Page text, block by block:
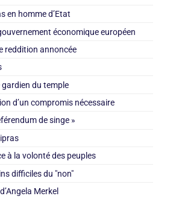
en homme d’Etat
économique européen
reddition annoncée
du temple
d’un compromis nécessaire
de singe »
à la volonté des peuples
difficiles du "non"
Merkel